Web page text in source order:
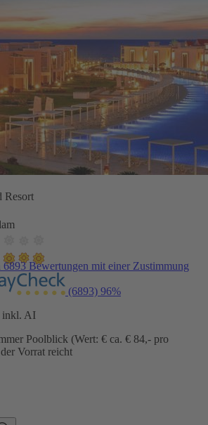
Resort
6893 Bewertungen mit einer Zustimmung
(6893) 96%
inkl. AI
Poolblick (Wert: € ca. € 84,- pro
Vorrat reicht